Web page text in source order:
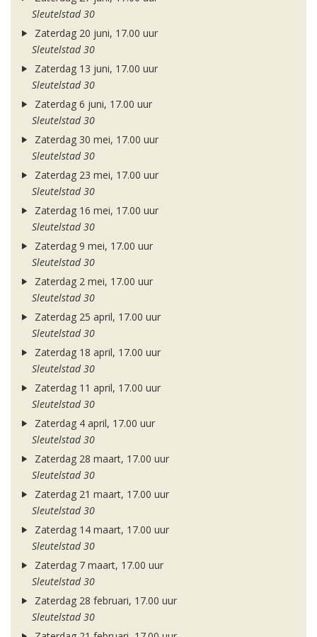
Sleutelstad 30
Zaterdag 20 juni, 17.00 uur
Sleutelstad 30
Zaterdag 13 juni, 17.00 uur
Sleutelstad 30
Zaterdag 6 juni, 17.00 uur
Sleutelstad 30
Zaterdag 30 mei, 17.00 uur
Sleutelstad 30
Zaterdag 23 mei, 17.00 uur
Sleutelstad 30
Zaterdag 16 mei, 17.00 uur
Sleutelstad 30
Zaterdag 9 mei, 17.00 uur
Sleutelstad 30
Zaterdag 2 mei, 17.00 uur
Sleutelstad 30
Zaterdag 25 april, 17.00 uur
Sleutelstad 30
Zaterdag 18 april, 17.00 uur
Sleutelstad 30
Zaterdag 11 april, 17.00 uur
Sleutelstad 30
Zaterdag 4 april, 17.00 uur
Sleutelstad 30
Zaterdag 28 maart, 17.00 uur
Sleutelstad 30
Zaterdag 21 maart, 17.00 uur
Sleutelstad 30
Zaterdag 14 maart, 17.00 uur
Sleutelstad 30
Zaterdag 7 maart, 17.00 uur
Sleutelstad 30
Zaterdag 28 februari, 17.00 uur
Sleutelstad 30